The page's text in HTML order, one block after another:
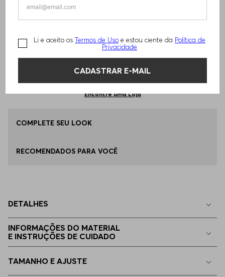
Li e aceito os Termos de Uso e estou ciente da Política de
Privacidade
CADASTRAR E-MAIL
36 Apenas1no estoque
38
40
34 Indisponível
ADICIONAR AO CARRINHO
Encontre uma Loja
COMPLETE SEU LOOK
RECOMENDADOS PARA VOCÊ
DETALHES
INFORMAÇÕES DO MATERIAL
E INSTRUÇÕES DE CUIDADO
TAMANHO E AJUSTE